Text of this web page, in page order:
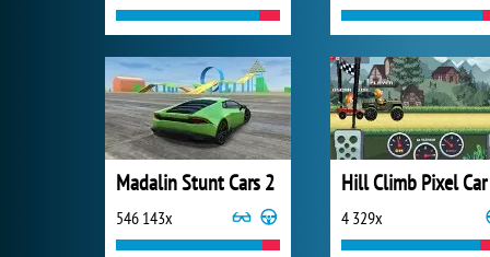
Madalin Stunt Cars 2
546 143x
Hill Climb Pixel Car
4 329x